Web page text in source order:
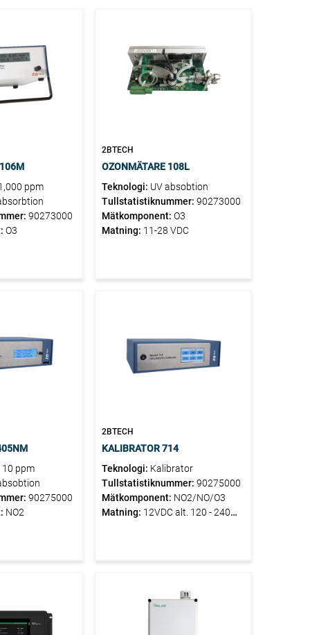
ppm
90273000
O3
2BTECH
OZONMÄTARE 108L
Teknologi: UV absobtion
Tullstatistiknummer: 90273000
Mätkomponent: O3
Matning: 11-28 VDC
10 ppm
90275000
NO2
2BTECH
KALIBRATOR 714
Teknologi: Kalibrator
Tullstatistiknummer: 90275000
Mätkomponent: NO2/NO/O3
Matning: 12VDC alt. 120 - 240